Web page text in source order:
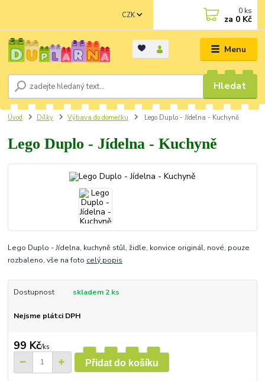
Menu
CZK
Hledat
0 ks
za 0 Kč
Úvod Dílky Výbava do domečku Lego Duplo - Jídelna - Kuchyně
Lego Duplo - Jídelna - Kuchyně
Lego Duplo - Jídelna, kuchyně stůl, židle, konvice originál, nové, pouze
rozbaleno, vše na foto celý popis
Dostupnost skladem 2 ks
Nejsme plátci DPH
99 Kč/ks
Přidat do košíku